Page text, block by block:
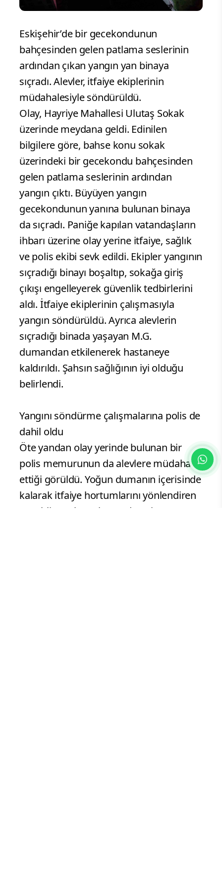
Eskişehir’de bir gecekondunun
bahçesinden gelen patlama seslerinin
ardından çıkan yangın yan binaya
sıçradı. Alevler, itfaiye ekiplerinin
müdahalesiyle söndürüldü.
Olay, Hayriye Mahallesi Ulutaş Sokak
üzerinde meydana geldi. Edinilen
bilgilere göre, bahse konu sokak
üzerindeki bir gecekondu bahçesinden
gelen patlama seslerinin ardından
yangın çıktı. Büyüyen yangın
gecekondunun yanına bulunan binaya
da sıçradı. Paniğe kapılan vatandaşların
ihbarı üzerine olay yerine itfaiye, sağlık
ve polis ekibi sevk edildi. Ekipler yangının
sıçradığı binayı boşaltıp, sokağa giriş
çıkışı engelleyerek güvenlik tedbirlerini
aldı. İtfaiye ekiplerinin çalışmasıyla
yangın söndürüldü. Ayrıca alevlerin
sıçradığı binada yaşayan M.G.
dumandan etkilenerek hastaneye
kaldırıldı. Şahsın sağlığının iyi olduğu
belirlendi.
Yangını söndürme çalışmalarına polis de
dahil oldu
Öte yandan olay yerinde bulunan bir
polis memurunun da alevlere müdahale
ettiği görüldü. Yoğun dumanın içerisinde
kalarak itfaiye hortumlarını yönlendiren
ve tahliye çalışmalarına destek veren